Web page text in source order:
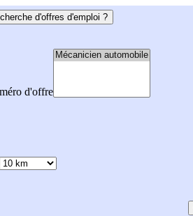
d'offres d'emploi ?
d'offre